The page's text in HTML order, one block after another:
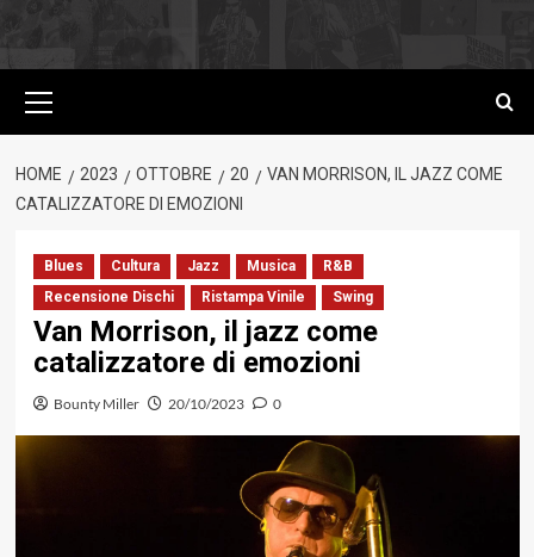
principale
HOME 2023 OTTOBRE 20
VAN MORRISON, IL JAZZ COME
CATALIZZATORE DI EMOZIONI
Blues Cultura Jazz Musica
R&B
Recensione Dischi
Ristampa Vinile Swing
Van Morrison, il jazz come
catalizzatore di emozioni
Bounty Miller 20/10/2023 0